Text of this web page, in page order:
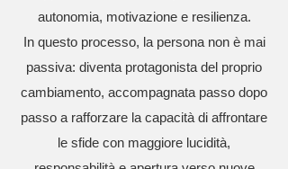
autonomia, motivazione e resilienza.
In questo processo, la persona non è mai
passiva: diventa protagonista del proprio
cambiamento, accompagnata passo dopo
passo a rafforzare la capacità di affrontare
le sfide con maggiore lucidità,